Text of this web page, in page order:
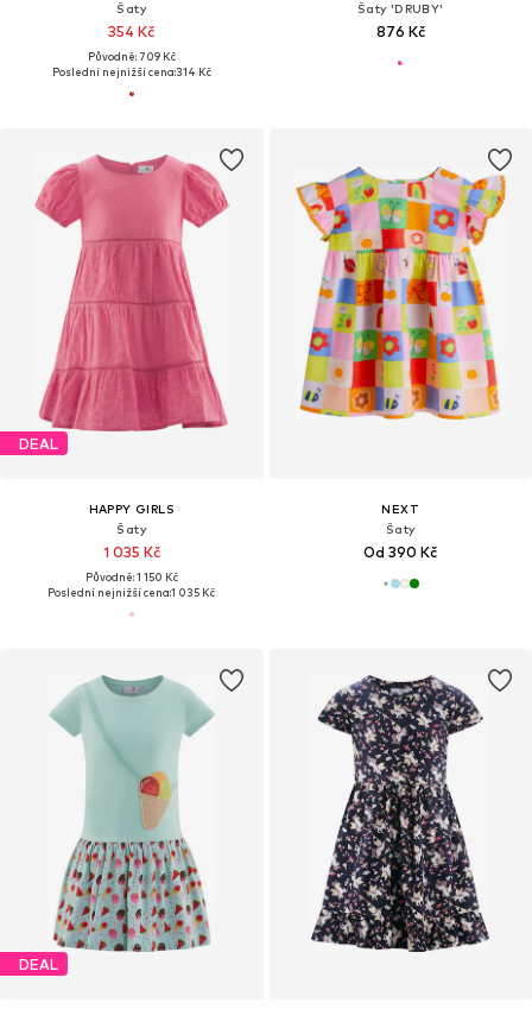
Šaty
354 Kč
Původně: 709 Kč
Poslední nejnižší cena:314 Kč
Šaty 'DRUBY'
876 Kč
DEAL
HAPPY GIRLS
Šaty
1 035 Kč
Původně: 1 150 Kč
Poslední nejnižší cena:1 035 Kč
NEXT
Šaty
Od 390 Kč
DEAL